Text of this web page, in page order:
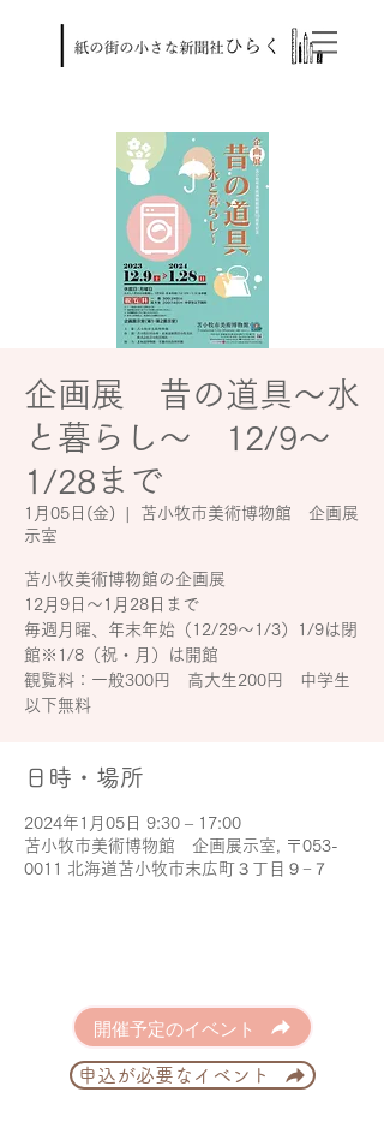
企画展 昔の道具～水
と暮らし～ 12/9～
1/28まで
1月05日(金)
苫小牧市美術博物館 企画展
示室
苫小牧美術博物館の企画展
12月9日～1月28日まで
毎週月曜、年末年始（12/29～1/3）1/9は閉
館※1/8（祝・月）は開館
観覧料：一般300円 高大生200円 中学生
以下無料
日時・場所
2024年1月05日 9:30 – 17:00
苫小牧市美術博物館 企画展示室, 〒053-
0011 北海道苫小牧市末広町３丁目９−７
開催予定のイベント
申込が必要なイベント